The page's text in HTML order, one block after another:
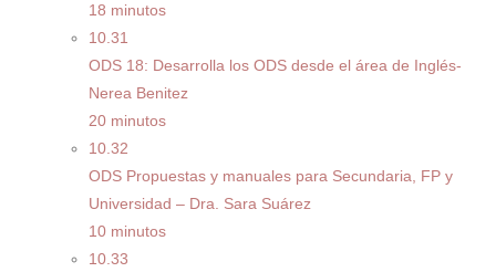
18 minutos
10.31
ODS 18: Desarrolla los ODS desde el área de Inglés-
Nerea Benitez
20 minutos
10.32
ODS Propuestas y manuales para Secundaria, FP y
Universidad – Dra. Sara Suárez
10 minutos
10.33